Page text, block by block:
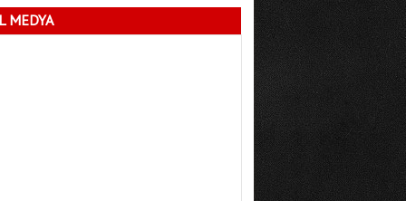
MEDYA